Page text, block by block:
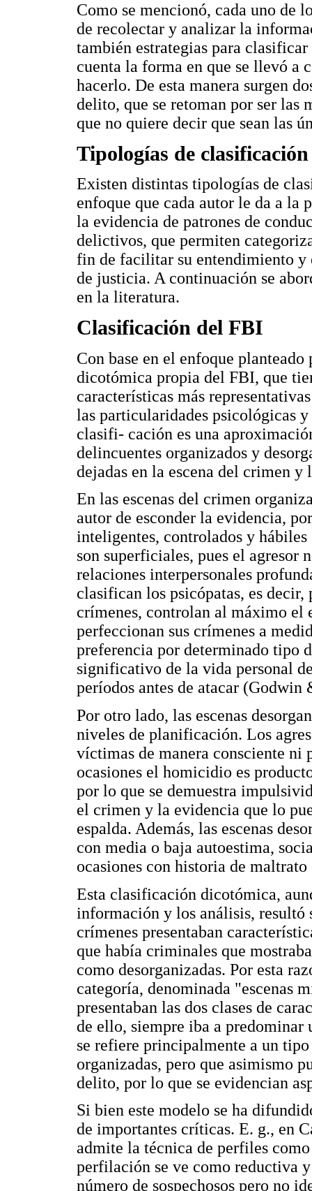
Como se mencionó, cada uno de
de recolectar y analizar la
también estrategias para
cuenta la forma en que se llevó a
hacerlo. De esta manera surgen
delito, que se retoman por ser las
que no quiere decir que sean las
Tipologías de clasificación
Existen distintas tipologías de
enfoque que cada autor le da a la
la evidencia de patrones de
delictivos, que permiten
fin de facilitar su entendimiento y
de justicia. A continuación se
en la literatura.
Clasificación del FBI
Con base en el enfoque
dicotómica propia del FBI, que
características más
las particularidades psicológicas
clasifi- cación es una
delincuentes organizados y
dejadas en la escena del crimen
En las escenas del crimen
autor de esconder la evidencia,
inteligentes, controlados y hábiles
son superficiales, pues el agresor
relaciones interpersonales
clasifican los psicópatas, es decir,
crímenes, controlan al máximo el
perfeccionan sus crímenes a
preferencia por determinado tipo
significativo de la vida personal
períodos antes de atacar (Godwin
Por otro lado, las escenas
niveles de planificación. Los
víctimas de manera consciente ni
ocasiones el homicidio es
por lo que se demuestra
el crimen y la evidencia que lo
espalda. Además, las escenas
con media o baja autoestima,
ocasiones con historia de
Esta clasificación dicotómica,
información y los análisis, resultó
crímenes presentaban
que había criminales que
como desorganizadas. Por esta
categoría, denominada "escenas
presentaban las dos clases de
de ello, siempre iba a predominar
se refiere principalmente a un
organizadas, pero que asimismo
delito, por lo que se evidencian
Si bien este modelo se ha
de importantes críticas. E. g., en
admite la técnica de perfiles
perfilación se ve como reductiva
número de sospechosos pero no